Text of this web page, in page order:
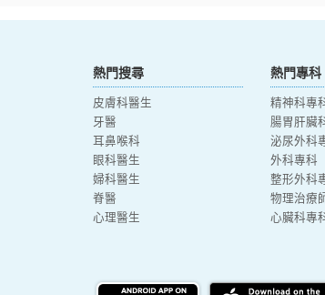
熱門搜尋
皮膚科醫生
牙醫
耳鼻喉科
眼科醫生
婦科醫生
脊醫
心理醫生
熱門專科
精神科專
腸胃肝臟
泌尿外科
外科專科
整形外科
物理治療
心臟科專